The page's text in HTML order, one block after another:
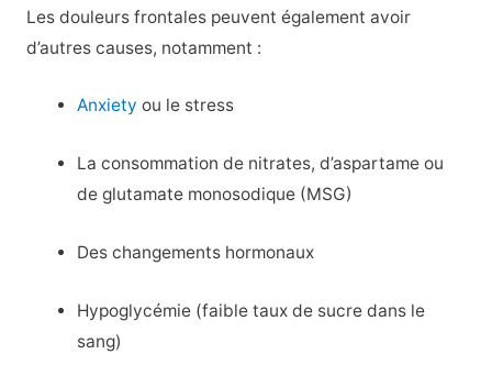
Les douleurs frontales peuvent également avoir
d’autres causes, notamment :
Anxiety ou le stress
La consommation de nitrates, d’aspartame ou
de glutamate monosodique (MSG)
Des changements hormonaux
Hypoglycémie (faible taux de sucre dans le
sang)